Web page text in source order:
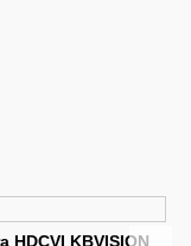
HDCVI KBVISION